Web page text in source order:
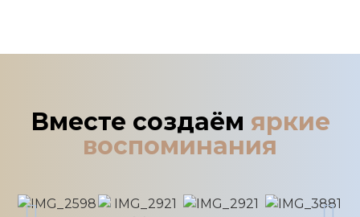
Вместе создаём яркие
воспоминания